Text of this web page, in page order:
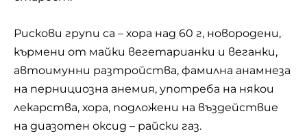
Рискови групи са – хора над 60 г, новородени,
кърмени от майки вегетарианки и веганки,
автоимунни разтройства, фамилна анамнеза
на пернициозна анемия, употреба на някои
лекарства, хора, подложени на въздействие
на диазотен оксид – райски газ.